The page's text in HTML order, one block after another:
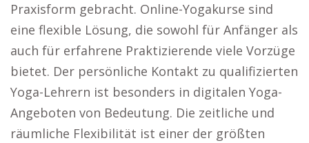
Praxisform gebracht. Online-Yogakurse sind
eine flexible Lösung, die sowohl für Anfänger als
auch für erfahrene Praktizierende viele Vorzüge
bietet. Der persönliche Kontakt zu qualifizierten
Yoga-Lehrern ist besonders in digitalen Yoga-
Angeboten von Bedeutung. Die zeitliche und
räumliche Flexibilität ist einer der größten